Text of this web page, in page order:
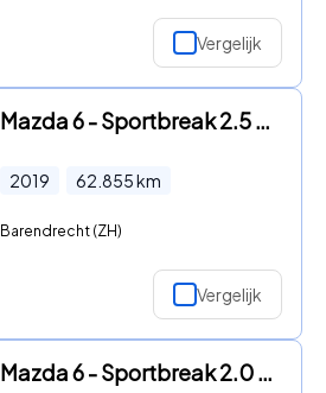
Vergelijk
Mazda 6 - Sportbreak 2.5 Signature AUT| Nappa Leder | 360 Camera | Sto
2019 62.855km
Barendrecht (ZH)
Vergelijk
Mazda 6 - Sportbreak 2.0 TS+ Lease Pack 1 berijder|NL Auto|Navi|Parkee